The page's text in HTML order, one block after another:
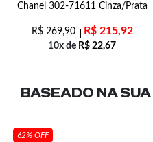
Chanel 302-71611 Cinza/Prata
R$269,90 R$215,92
10x de R$ 22,67
BASEADO NA SUA
62% OFF